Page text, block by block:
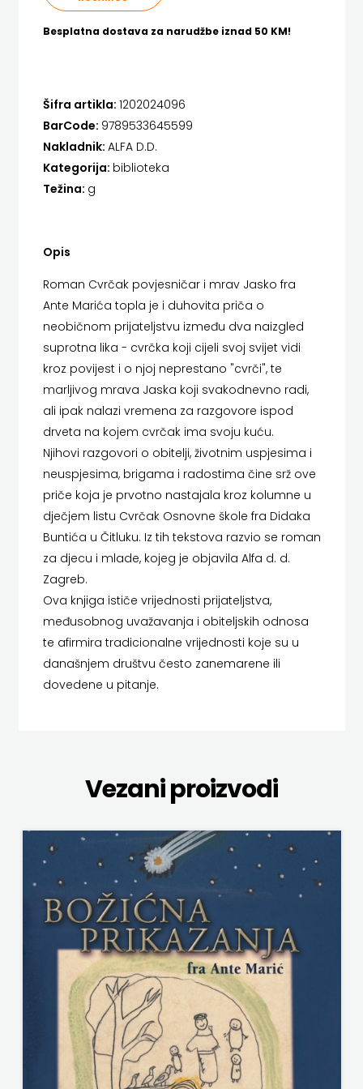
FIGULUS
FOKUS
FORUM
FRAKTURA
GLAS
KONCILA
HARFA
HD
HERCEG
STJEPAN
KOSAČA
COM
Hrvatska
sveučilišna
naklada
JELENA
ROZIĆ
ENGLESKOM
KNJIŽEVNA
ZAKLADA
HENA COM
KNJIGE NA ENGLESKOM JEZIKU
KONCEPT IZDAVAŠTVO
KRŠĆANSKA SADAŠNJOST
KYRIOS
LIJEPA RIJEČ
LUMEN
MATICA HRVATSKA
MLADINSKA KNJIGA
MOZAIK
MOZAIK KNJIGA
NAKLADA BEGEN
NAKLADA BENEDIKTA
NAKLADA MATE
NAKLADA NEPTUN
NAKLADA OCEANMORE
NAKLADA SV.ANTUNA
NARODNA KNJIŽNICA HNŽ/K
NAŠA DJECA
NAŠA OGNJIŠTA
NOVOTEKS
ODEON
OMEGA LAN
Pearson
PLANET ZOE
Besplatna dostava za narudžbe iznad 50 KM!
Šifra artikla: 1202024096
BarCode: 9789533645599
Nakladnik: ALFA D.D.
Kategorija: biblioteka
Težina: g
Opis
Roman Cvrčak povjesničar i mrav Jasko fra
Ante Marića topla je i duhovita priča o
neobičnom prijateljstvu između dva naizgled
suprotna lika - cvrčka koji cijeli svoj svijet vidi
kroz povijest i o njoj neprestano "cvrči", te
marljivog mrava Jaska koji svakodnevno radi,
ali ipak nalazi vremena za razgovore ispod
drveta na kojem cvrčak ima svoju kuću.
Njihovi razgovori o obitelji, životnim uspjesima i
neuspjesima, brigama i radostima čine srž ove
priče koja je prvotno nastajala kroz kolumne u
dječjem listu Cvrčak Osnovne škole fra Didaka
Buntića u Čitluku. Iz tih tekstova razvio se roman
za djecu i mlade, kojeg je objavila Alfa d. d.
Zagreb.
Ova knjiga ističe vrijednosti prijateljstva,
međusobnog uvažavanja i obiteljskih odnosa
te afirmira tradicionalne vrijednosti koje su u
današnjem društvu često zanemarene ili
dovedene u pitanje.
Vezani proizvodi